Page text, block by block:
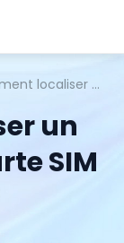
un téléphone sans carte SIM ?
un
SIM